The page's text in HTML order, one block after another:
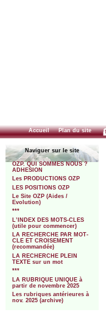
Accueil Plan du site
Naviguer sur le site
OZP. QUI SOMMES NOUS ?
ADHESION
Les PRODUCTIONS OZP
LES POSITIONS OZP
Le Site OZP (Aides /
Evolution)
***
L’INDEX DES MOTS-CLES
(utile pour commencer)
LA RECHERCHE PAR MOT-
CLE ET CROISEMENT
(recommandée)
LA RECHERCHE PLEIN
TEXTE sur un mot
***
LA RUBRIQUE UNIQUE à
partir de novembre 2025
Les rubriques antérieures à
nov. 2025 (archive)